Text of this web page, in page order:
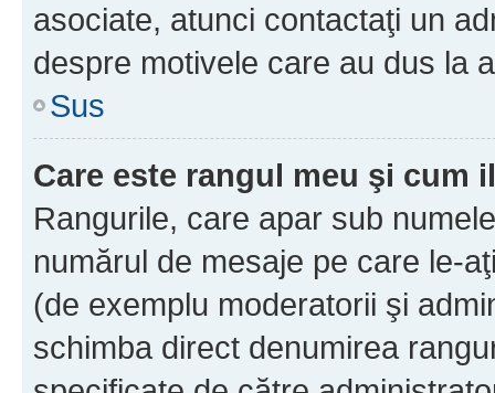
asociate, atunci contactaţi un
despre motivele care au dus la
Sus
Care este rangul meu şi cum
Rangurile, care apar sub
numărul de mesaje pe care le-
(de exemplu moderatorii şi
schimba direct denumirea